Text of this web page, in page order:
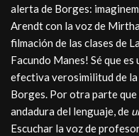
alerta de Borges:
Arendt con la voz de
filmación de las clases de
Facundo Manes! Sé que
efectiva verosimilitud de
Borges. Por otra parte que
andadura del lenguaje, de
Escuchar la voz de